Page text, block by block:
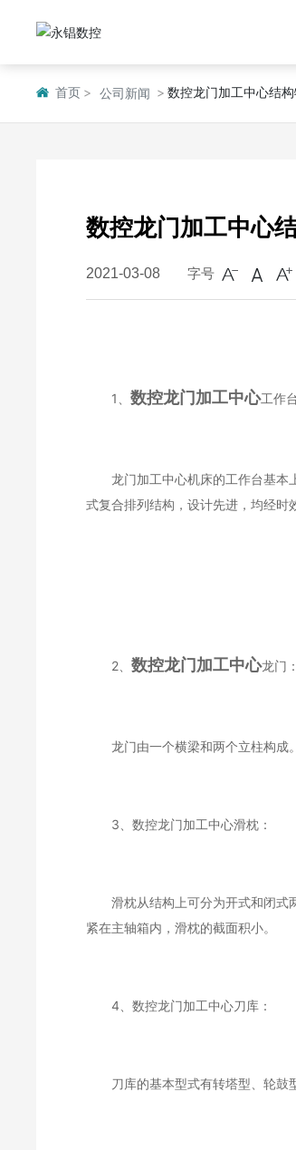
首页 公司新闻 数控龙门加工中心结
数控龙门加工中心
2021-03-08 字号
1、 数控龙门加工中心工作
龙门加工中心机床的工作台基本上
式复合排列结构，设计先进，均经时
2、 数控龙门加工中心龙门：
龙门由一个横梁和两个立柱构成。
3、数控龙门加工中心滑枕：
滑枕从结构上可分为开式和闭式两
紧在主轴箱内，滑枕的截面积小。
4、数控龙门加工中心刀库：
刀库的基本型式有转塔型、轮鼓型